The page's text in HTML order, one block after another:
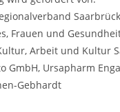
Frauen und
Arbeit und Kultur
GmbH, Ursapharm
Gebhardt